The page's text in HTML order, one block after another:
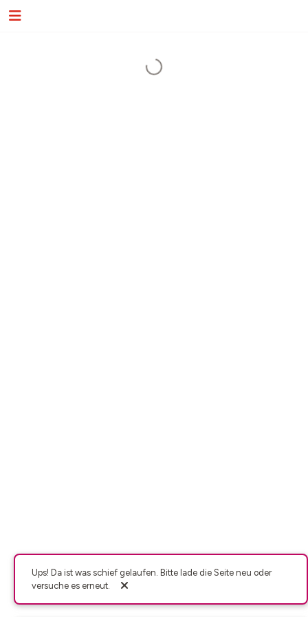
Ups! Da ist was schief gelaufen. Bitte lade die Seite neu oder
versuche es erneut.